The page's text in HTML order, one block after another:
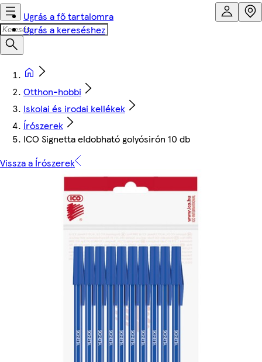
Ugrás a fő tartalomra
Ugrás a kereséshez
Otthon-hobbi
Iskolai és irodai kellékek
Írószerek
ICO Signetta eldobható golyósirón 10 db
Vissza a Írószerek